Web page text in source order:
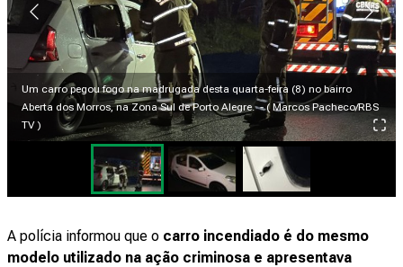
Um carro pegou fogo na madrugada desta quarta-feira (8) no bairro
Aberta dos Morros, na Zona Sul de Porto Alegre. - ( Marcos Pacheco/RBS
TV )
A polícia informou que o carro incendiado é do mesmo
modelo utilizado na ação criminosa e apresentava